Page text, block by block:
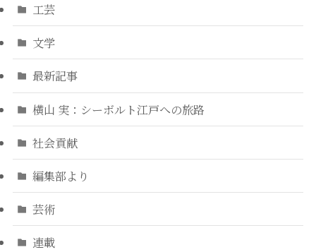
工芸
文学
最新記事
横山 実：シーボルト江戸への旅路
社会貢献
編集部より
芸術
連載